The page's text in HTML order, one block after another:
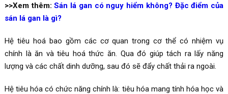
>>Xem thêm:Sán lá gan có nguy hiểm không? Đặc điểm của
sán lá gan là gì?
Hệ tiêu hoá bao gồm các cơ quan trong cơ thể có nhiệm vụ
chính là ăn và tiêu hoá thức ăn. Qua đó giúp tách ra lấy năng
lượng và các chất dinh dưỡng, sau đó sẽ đẩy chất thải ra ngoài.
Hệ tiêu hóa có chức năng chính là: tiêu hóa mang tính hóa học và